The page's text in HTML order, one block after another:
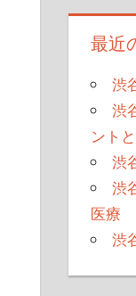
最近
渋
渋
ント
渋
渋
医療
渋